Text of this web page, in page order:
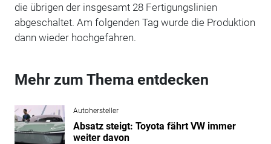
die übrigen der insgesamt 28 Fertigungslinien
abgeschaltet. Am folgenden Tag wurde die Produktion
dann wieder hochgefahren.
Mehr zum Thema entdecken
Autohersteller
Absatz steigt: Toyota fährt VW immer
weiter davon